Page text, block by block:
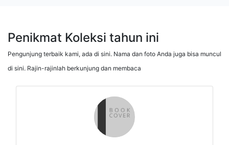
Penikmat Koleksi tahun ini
Pengunjung terbaik kami, ada di sini. Nama dan foto Anda juga bisa muncul
di sini. Rajin-rajinlah berkunjung dan membaca